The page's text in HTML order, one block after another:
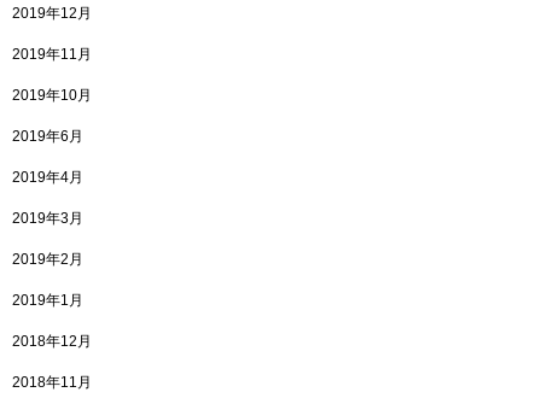
2019年12月
2019年11月
2019年10月
2019年6月
2019年4月
2019年3月
2019年2月
2019年1月
2018年12月
2018年11月